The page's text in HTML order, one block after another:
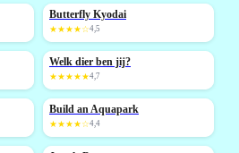
NIEUW
Butterfly Kyodai
★★★★☆4,5
NIEUW
Welk dier ben jij?
★★★★★4,7
NIEUW
Build an Aquapark
★★★★☆4,4